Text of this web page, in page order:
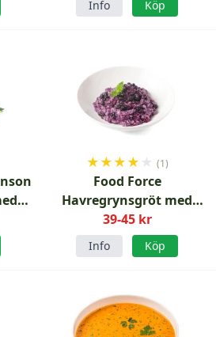
Info Köp
★★★★ ★ (1)
Food Force
Havregrynsgröt med
blåbär frystorkad frukost
39-45 kr
Info Köp